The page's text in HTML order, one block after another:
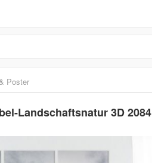
Poster
Landschaftsnatur 3D 2084